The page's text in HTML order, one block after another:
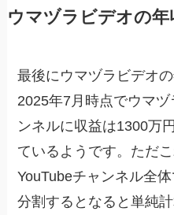
ウマヅラビデオの年
最後にウマヅラビデオ
2025年7月時点でウマ
ンネルに収益は1300万
ているようです。ただ
YouTubeチャンネル全
分割するとなると単純